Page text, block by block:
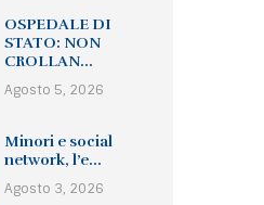
OSPEDALE DI
STATO: NON
CROLLAN...
Agosto 5, 2026
Minori e social
network, l’e...
Agosto 3, 2026